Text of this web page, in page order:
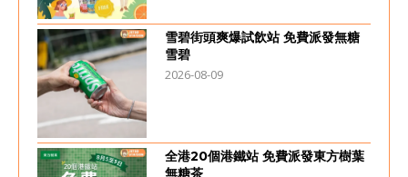
雪碧街頭爽爆試飲站 免費派發無糖
雪碧
2026-08-09
全港20個港鐵站 免費派發東方樹葉
無糖茶